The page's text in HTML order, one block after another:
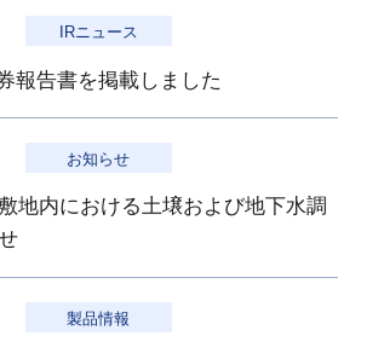
IRニュース
報告書を掲載しました
お知らせ
地内における土壌および地下水調
製品情報